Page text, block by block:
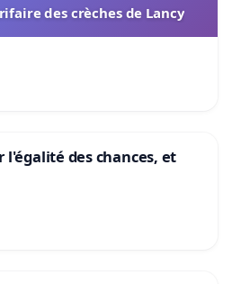
des crèches de Lancy
l'égalité des chances, et